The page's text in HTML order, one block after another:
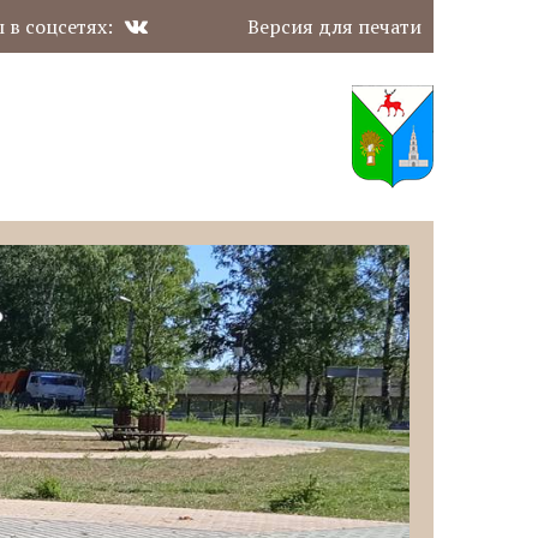
соцсетях: Версия для печати